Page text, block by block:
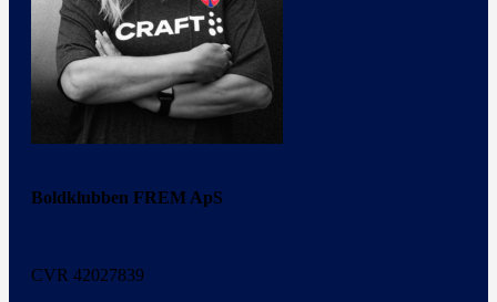
Boldklubben FREM ApS
CVR 42027839